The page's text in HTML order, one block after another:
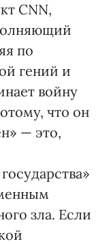
CNN,
по
гений и
войну
что он
— это,
зла. Если